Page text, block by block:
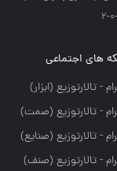
های اجتماعی
- تالارتوزيع (ابزار)
- تالارتوزيع (صمت)
- تالارتوزيع (صنايع)
- تالارتوزیع (صنف)